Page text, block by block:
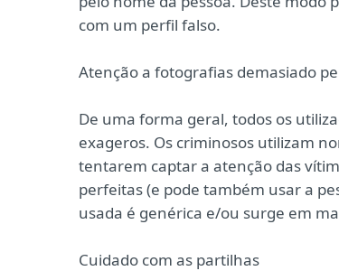
com um perfil falso.
Atenção a fotografias demasiado
De uma forma geral, todos os
exageros. Os criminosos utilizam
tentarem captar a atenção das
perfeitas (e pode também usar a
usada é genérica e/ou surge em
Cuidado com as partilhas